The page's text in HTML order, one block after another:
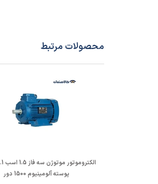
محصولات مرتبط
پوسته آلومینیوم 1500 دور